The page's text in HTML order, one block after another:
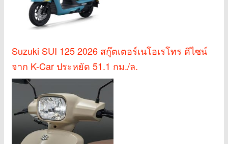
Suzuki SUI 125 2026 สกู๊ตเตอร์เนโอเรโทร ดีไซน์
จาก K-Car ประหยัด 51.1 กม./ล.